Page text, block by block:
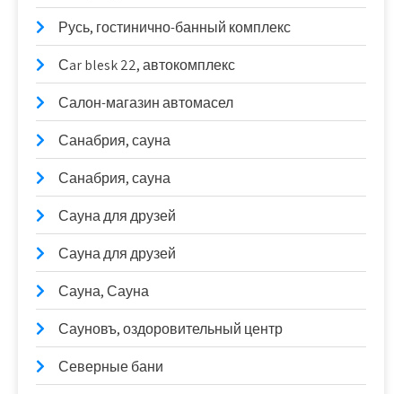
Русь, гостинично-банный комплекс
Сar blesk 22, автокомплекс
Салон-магазин автомасел
Санабрия, сауна
Санабрия, сауна
Сауна для друзей
Сауна для друзей
Сауна, Сауна
Сауновъ, оздоровительный центр
Северные бани